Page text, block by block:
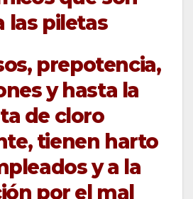
las piletas
prepotencia,
y hasta la
de cloro
tienen harto
y a la
por el mal